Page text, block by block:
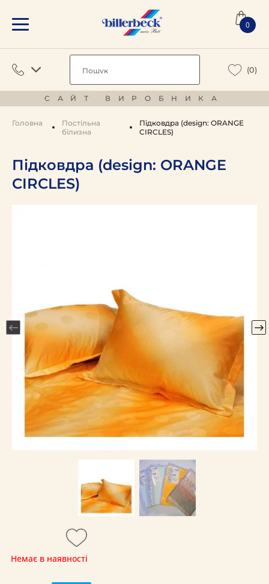
0
(0)
САЙТ ВИРОБНИКА
Головна
Постільна
білизна
Підковдра (design: ORANGE
CIRCLES)
Підковдра (design: ORANGE
CIRCLES)
Немає в наявності